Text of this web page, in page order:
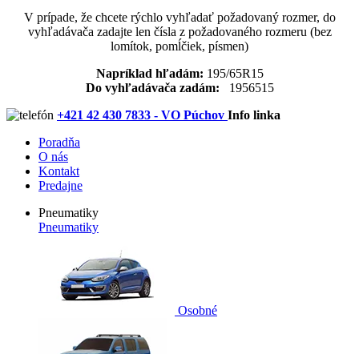
V prípade, že chcete rýchlo vyhľadať požadovaný rozmer, do
vyhľadávača zadajte len čísla z požadovaného rozmeru (bez
lomítok, pomĺčiek, písmen)
Napríklad hľadám: 195/65R15
Do vyhľadávača zadám: 1956515
+421 42 430 7833 - VO Púchov Info linka
Poradňa
O nás
Kontakt
Predajne
Pneumatiky
Pneumatiky
Osobné